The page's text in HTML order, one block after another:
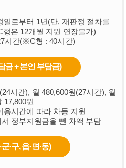
로부터 1년(단, 재판정 절차를
은 12개월 지원 연장불가)
시간(※C형 : 40시간)
금 + 본인 부담금)
시간), 월 480,600원(27시간), 월
17,800원
시간에 따라 차등 지원
정부지원금을 뺀 차액 부담
·구, 읍·면·동)